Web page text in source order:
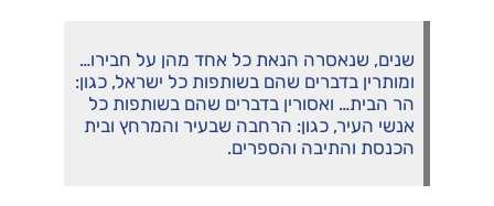
שנים, שנאסרה הנאת כל אחד מהן על חבירו…
ומותרין בדברים שהם בשותפות כל ישראל, כגון:
הר הבית… ואסורין בדברים שהם בשותפות כל
אנשי העיר, כגון: הרחבה שבעיר והמרחץ ובית
הכנסת והתיבה והספרים.